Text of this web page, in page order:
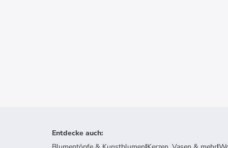
Entdecke auch: